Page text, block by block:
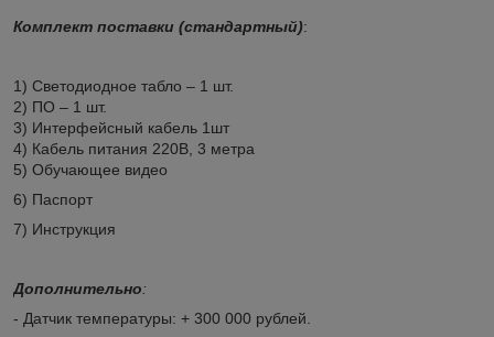
Комплект поставки (стандартный):
1) Светодиодное табло – 1 шт.
2) ПО – 1 шт.
3) Интерфейсный кабель 1шт
4) Кабель питания 220В, 3 метра
5) Обучающее видео
6) Паспорт
7) Инструкция
Дополнительно:
- Датчик температуры: + 300 000 рублей.